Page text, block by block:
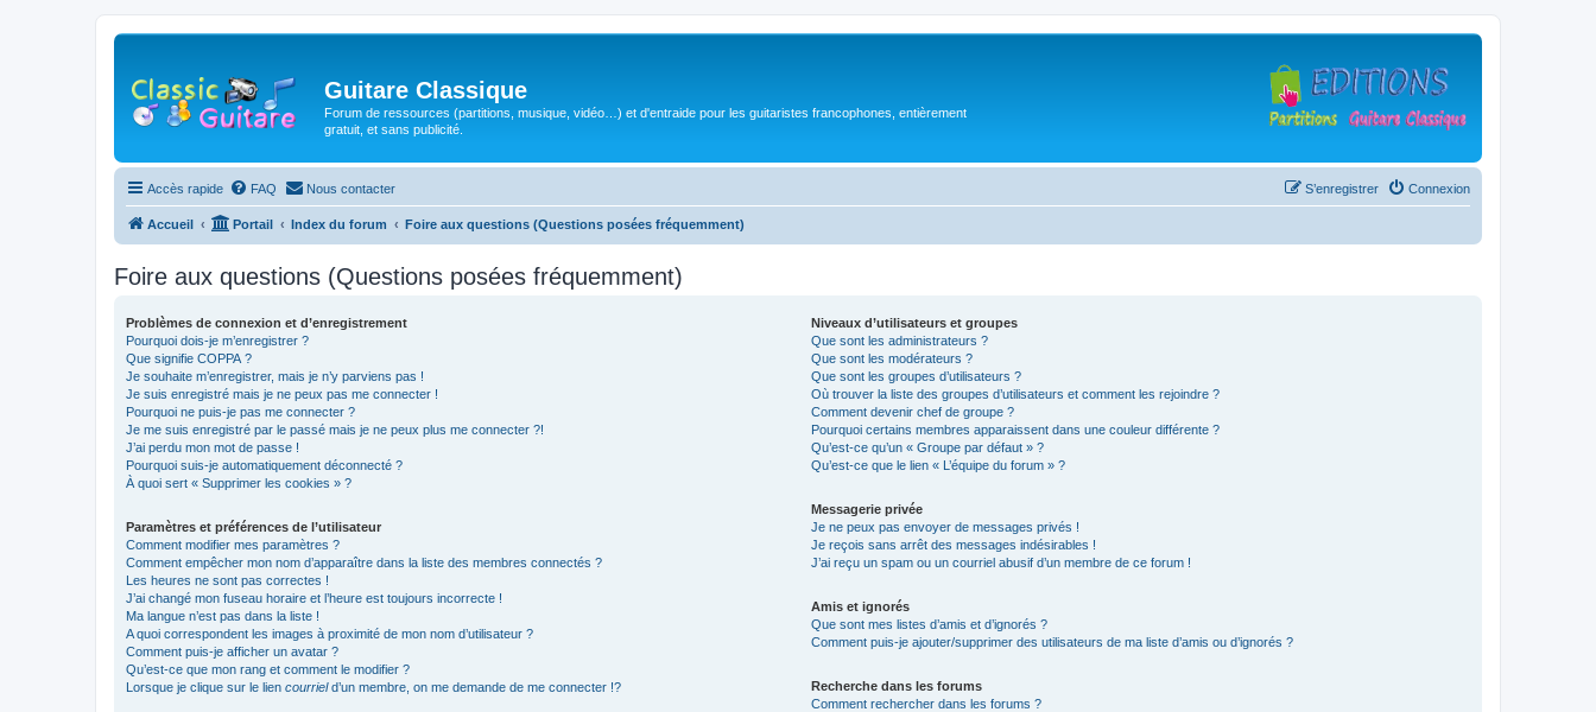
Guitare Classique
Forum de ressources (partitions, musique, vidéo…) et d'entraide pour les guitaristes francophones, entièrement
gratuit, et sans publicité.
Accès rapide FAQ Nous contacter Connexion
S’enregistrer
Accueil Portail Index du forum Foire aux questions (Questions posées fréquemment)
Foire aux questions (Questions posées fréquemment)
Problèmes de connexion et d’enregistrement
Pourquoi dois-je m’enregistrer ?
Que signifie COPPA ?
Je souhaite m’enregistrer, mais je n’y parviens pas !
Je suis enregistré mais je ne peux pas me connecter !
Pourquoi ne puis-je pas me connecter ?
Je me suis enregistré par le passé mais je ne peux plus me connecter ?!
J’ai perdu mon mot de passe !
Pourquoi suis-je automatiquement déconnecté ?
À quoi sert « Supprimer les cookies » ?
Paramètres et préférences de l’utilisateur
Comment modifier mes paramètres ?
Comment empêcher mon nom d’apparaître dans la liste des membres connectés ?
Les heures ne sont pas correctes !
J’ai changé mon fuseau horaire et l’heure est toujours incorrecte !
Ma langue n’est pas dans la liste !
A quoi correspondent les images à proximité de mon nom d’utilisateur ?
Comment puis-je afficher un avatar ?
Qu’est-ce que mon rang et comment le modifier ?
Lorsque je clique sur le lien courrield’un membre, on me demande de me connecter !?
Niveaux d’utilisateurs et groupes
Que sont les administrateurs ?
Que sont les modérateurs ?
Que sont les groupes d’utilisateurs ?
Où trouver la liste des groupes d’utilisateurs et comment les rejoindre ?
Comment devenir chef de groupe ?
Pourquoi certains membres apparaissent dans une couleur différente ?
Qu’est-ce qu’un « Groupe par défaut » ?
Qu’est-ce que le lien « L’équipe du forum » ?
Messagerie privée
Je ne peux pas envoyer de messages privés !
Je reçois sans arrêt des messages indésirables !
J’ai reçu un spam ou un courriel abusif d’un membre de ce forum !
Amis et ignorés
Que sont mes listes d’amis et d’ignorés ?
Comment puis-je ajouter/supprimer des utilisateurs de ma liste d’amis ou d’ignorés ?
Recherche dans les forums
Comment rechercher dans les forums ?